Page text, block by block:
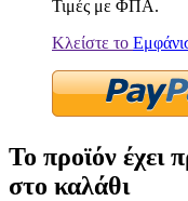
Τιμές με ΦΠΑ.
Κλείστε το
Το προϊόν έχει
στο καλάθι